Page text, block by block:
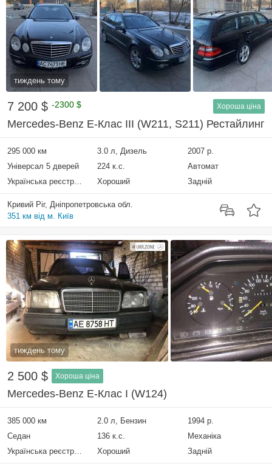
тиждень тому
7 200 $ -2300 $ Хороша ціна
Mercedes-Benz E-Клас III (W211, S211) Рестайлинг
295 000 км 3.0 л, Дизель
2007 р.
Універсал 5 дверей
224 к.с.
Автомат
Українська реєстрація
Хороший Задній
Кривий Ріг, Дніпропетровська обл.
351 км від м. Київ
тиждень тому
2 500 $ Хороша ціна
Mercedes-Benz E-Клас I (W124)
385 000 км 2.0 л, Бензин
1994 р.
Седан
136 к.с.
Механіка
Українська реєстрація
Хороший Задній